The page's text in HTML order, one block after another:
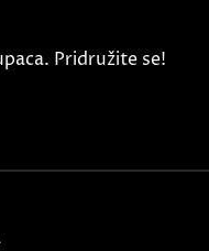
Pridružite se!